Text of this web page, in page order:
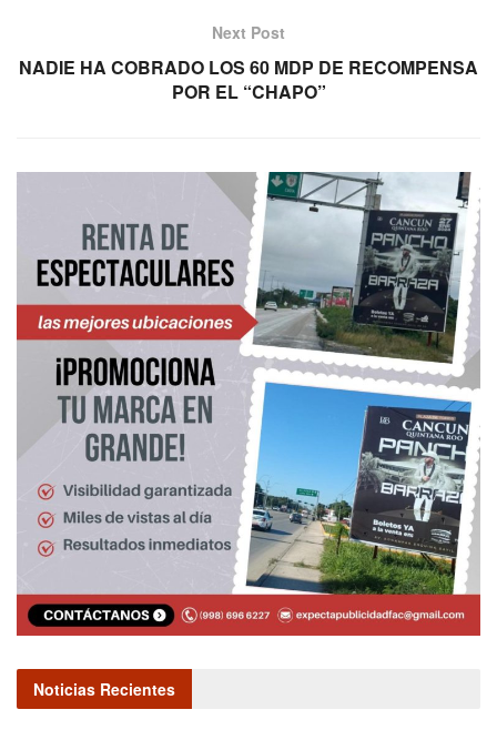
Next Post
NADIE HA COBRADO LOS 60 MDP DE RECOMPENSA
POR EL “CHAPO”
Noticias Recientes